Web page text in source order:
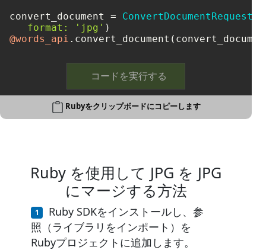
convert_document = ConvertDocumentRequest
format:
'jpg'
@words_api
コードを実行する
Rubyをクリップボードにコピーします
Ruby を使用して JPG を JPG
にマージする方法
Ruby SDKをインストールし、参
照（ライブラリをインポート）を
Rubyプロジェクトに追加します。